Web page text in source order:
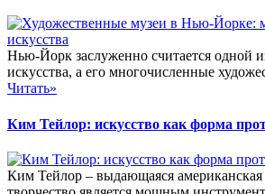
Нью-Йорк заслуженно считается одной
искусства, а его многочисленные
Читать»
Ким Тейлор: искусство как форма
Ким Тейлор – выдающаяся американская